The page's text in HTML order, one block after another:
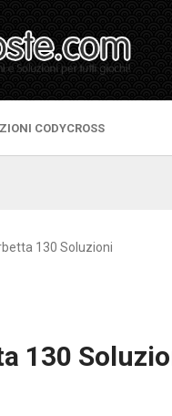
CODYCROSS
130 Soluzioni
130